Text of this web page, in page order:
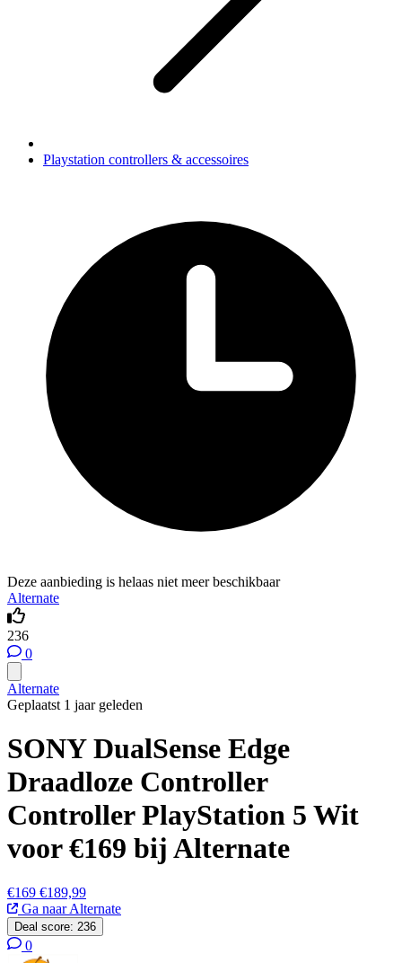
Playstation controllers & accessoires
Deze aanbieding is helaas niet meer beschikbaar
Alternate
236
0
Alternate
Geplaatst 1 jaar geleden
SONY DualSense Edge
Draadloze Controller
Controller PlayStation 5 Wit
voor €169 bij Alternate
€169 €189,99
Ga naar Alternate
Deal score: 236
0